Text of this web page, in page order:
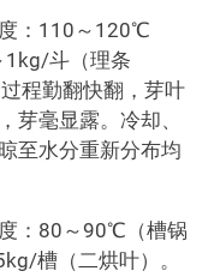
：110～120℃
1kg/斗（理条
程勤翻快翻，芽叶
芽毫显露。冷却、
至水分重新分布均
：80～90℃（槽锅
槽（二烘叶）。